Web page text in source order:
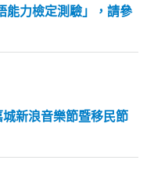
能力檢定測驗」，請參
新浪音樂節暨移民節